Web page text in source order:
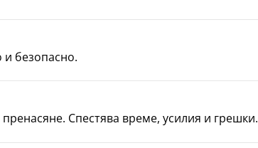
и безопасно.
Спестява време, усилия и грешки.